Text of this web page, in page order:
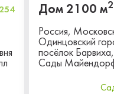
Дом 2100 м2
Россия,
Одинцовский
посёлок
Сады
вопрос
вопрос